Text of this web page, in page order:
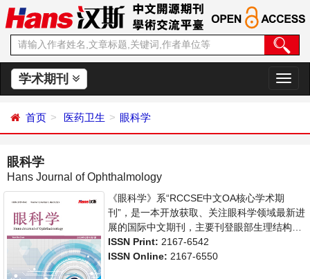
学术期刊
切
换
首页 医药卫生 眼科学
眼科学
Hans Journal of Ophthalmology
《眼科学》系“RCCSE中文OA核心学术期
刊”，是一本开放获取、关注眼科学领域最新进
展的国际中文期刊，主要刊登眼部生理结构分
析、眼部疾病的检查、病理与治疗等相关内容
的学术论文。本刊支持思想创新、学术创新，
ISSN Print: 2167-6542
ISSN Online: 2167-6550